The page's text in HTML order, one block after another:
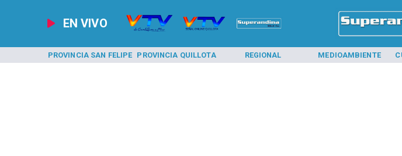
EN VIVO
PROVINCIA SAN FELIPE PROVINCIA QUILLOTA REGIONAL MEDIOAMBIENTE